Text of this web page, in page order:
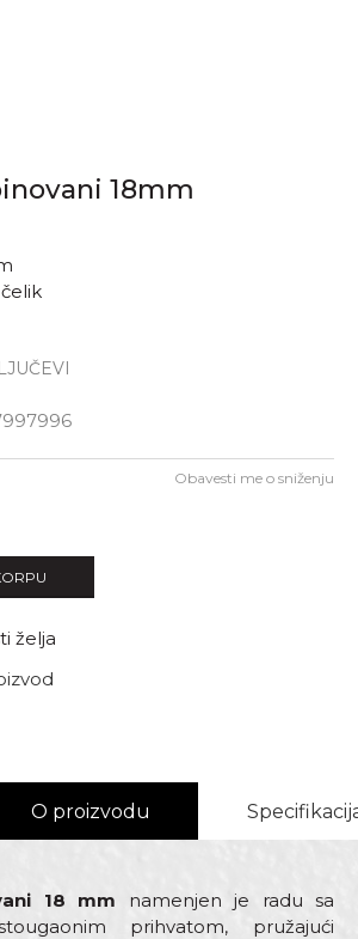
18mm
Obavesti me o sniženju
želja
O proizvodu
18 mm namenjen je radu sa
prihvatom, pružajući